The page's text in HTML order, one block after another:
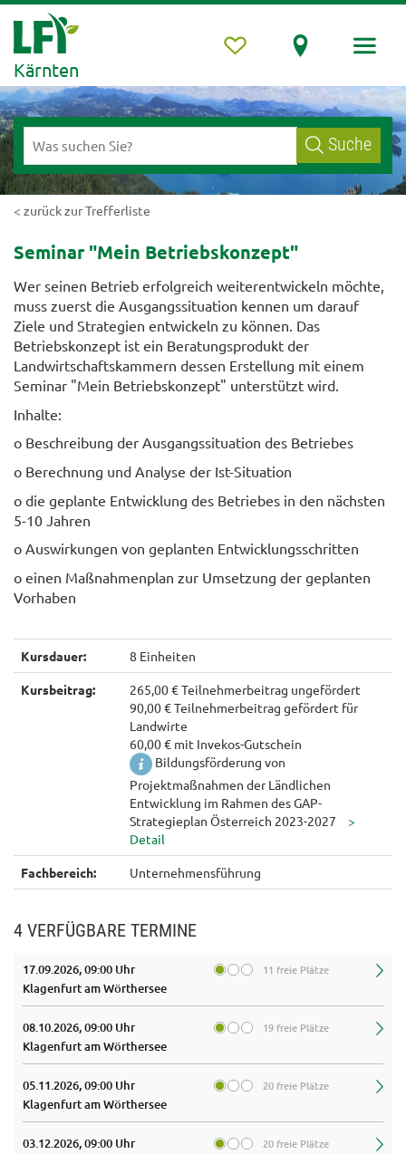
Kärnten
Suche
< zurück zur Trefferliste
Seminar "Mein Betriebskonzept"
Wer seinen Betrieb erfolgreich weiterentwickeln möchte,
muss zuerst die Ausgangssituation kennen um darauf
Ziele und Strategien entwickeln zu können. Das
Betriebskonzept ist ein Beratungsprodukt der
Landwirtschaftskammern dessen Erstellung mit einem
Seminar "Mein Betriebskonzept" unterstützt wird.
Inhalte:
o Beschreibung der Ausgangssituation des Betriebes
o Berechnung und Analyse der Ist-Situation
o die geplante Entwicklung des Betriebes in den nächsten
5-10 Jahren
o Auswirkungen von geplanten Entwicklungsschritten
o einen Maßnahmenplan zur Umsetzung der geplanten
Vorhaben
Kursdauer: 8 Einheiten
Kursbeitrag:
265,00 € Teilnehmerbeitrag ungefördert
90,00 € Teilnehmerbeitrag gefördert für
Landwirte
60,00 € mit Invekos-Gutschein
Bildungsförderung von
Projektmaßnahmen der Ländlichen
Entwicklung im Rahmen des GAP-
Strategieplan Österreich 2023-2027
Fachbereich: Unternehmensführung
4 VERFÜGBARE TERMINE
17.09.2026, 09:00 Uhr 11 freie Plätze
Klagenfurt am Wörthersee
08.10.2026, 09:00 Uhr 19 freie Plätze
Klagenfurt am Wörthersee
05.11.2026, 09:00 Uhr 20 freie Plätze
Klagenfurt am Wörthersee
03.12.2026, 09:00 Uhr 20 freie Plätze